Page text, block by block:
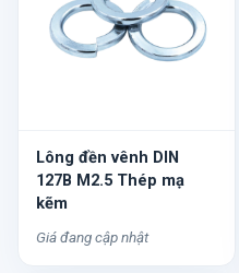
Lông đền vênh DIN
127B M2.5 Thép mạ
kẽm
Giá đang cập nhật